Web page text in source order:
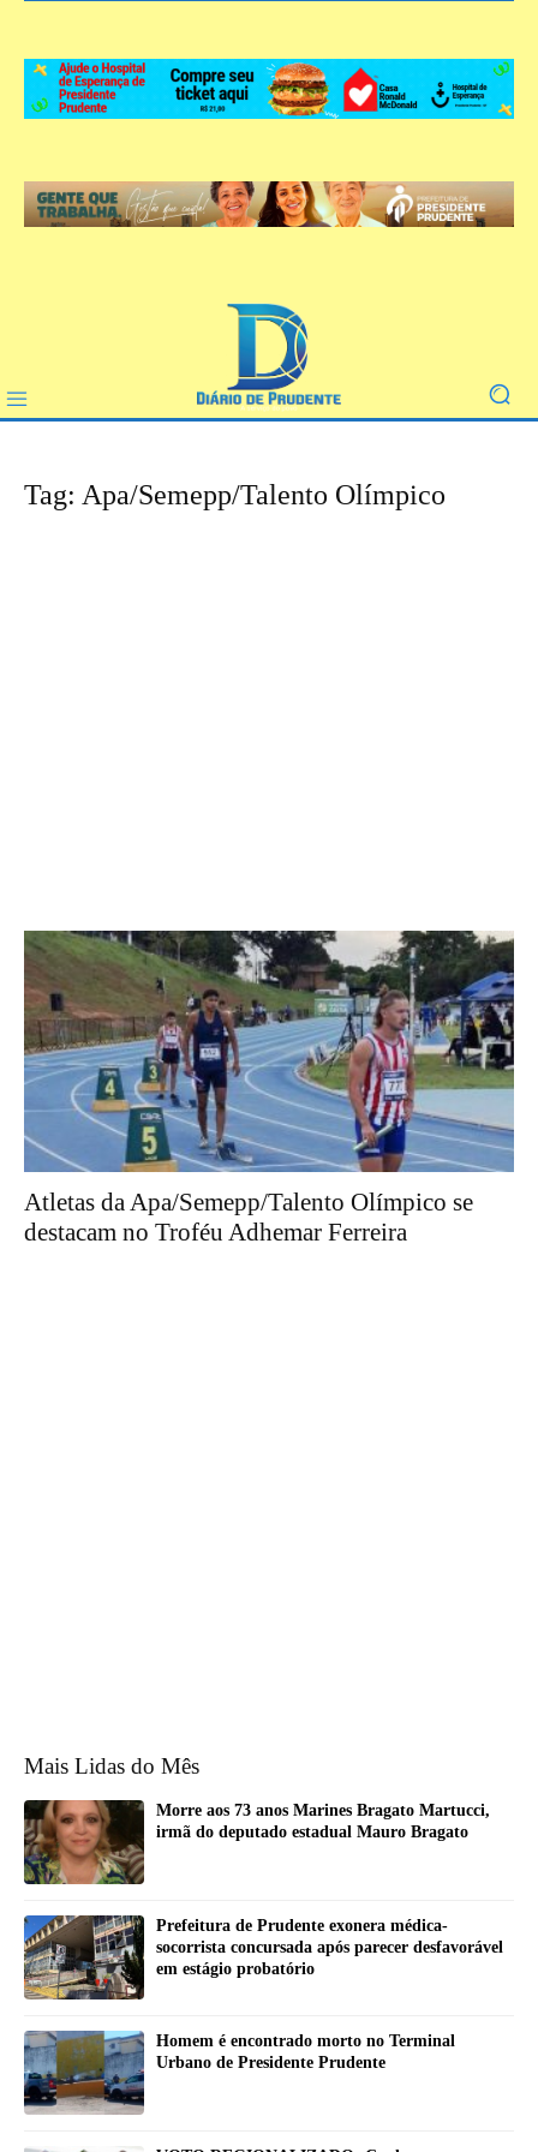
Tag: Apa/Semepp/Talento Olímpico
Atletas da Apa/Semepp/Talento Olímpico se
destacam no Troféu Adhemar Ferreira
Mais Lidas do Mês
Morre aos 73 anos Marines Bragato Martucci,
irmã do deputado estadual Mauro Bragato
Prefeitura de Prudente exonera médica-
socorrista concursada após parecer desfavorável
em estágio probatório
Homem é encontrado morto no Terminal
Urbano de Presidente Prudente